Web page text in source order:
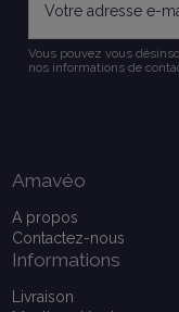
Vous pouvez vous
nos informations de
Amavéo
A propos
Contactez-nous
Informations
Livraison